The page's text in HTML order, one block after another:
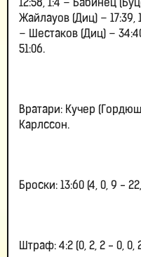
12:58, 1:4 – Бабинец
Жайлауов (Диц) – 17:39,
– Шестаков (Диц) –
51:06.
Вратари: Кучер
Карлссон.
Броски: 13:60 (4, 0, 9 - 22,
Штраф: 4:2 (0, 2, 2 - 0, 0,